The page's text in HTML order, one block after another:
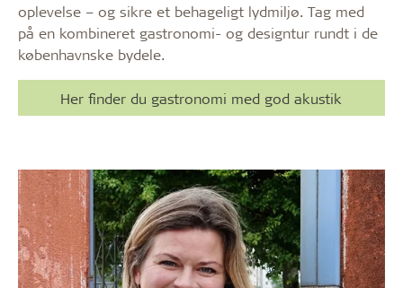
oplevelse – og sikre et behageligt lydmiljø. Tag med
på en kombineret gastronomi- og designtur rundt i de
københavnske bydele.
Her finder du gastronomi med god akustik